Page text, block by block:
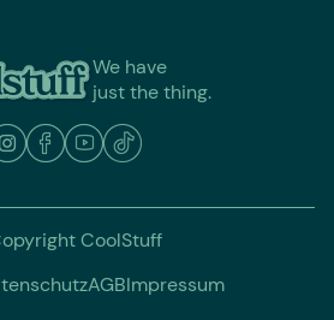
We have
just the thing.
CoolStuff
AGBImpressum